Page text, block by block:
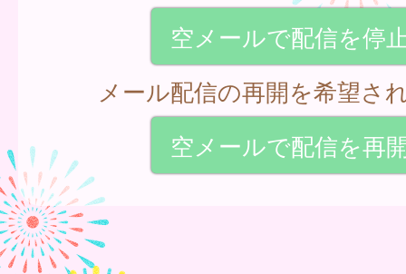
空メールで配信を停
メール配信の再開を希望さ
空メールで配信を再